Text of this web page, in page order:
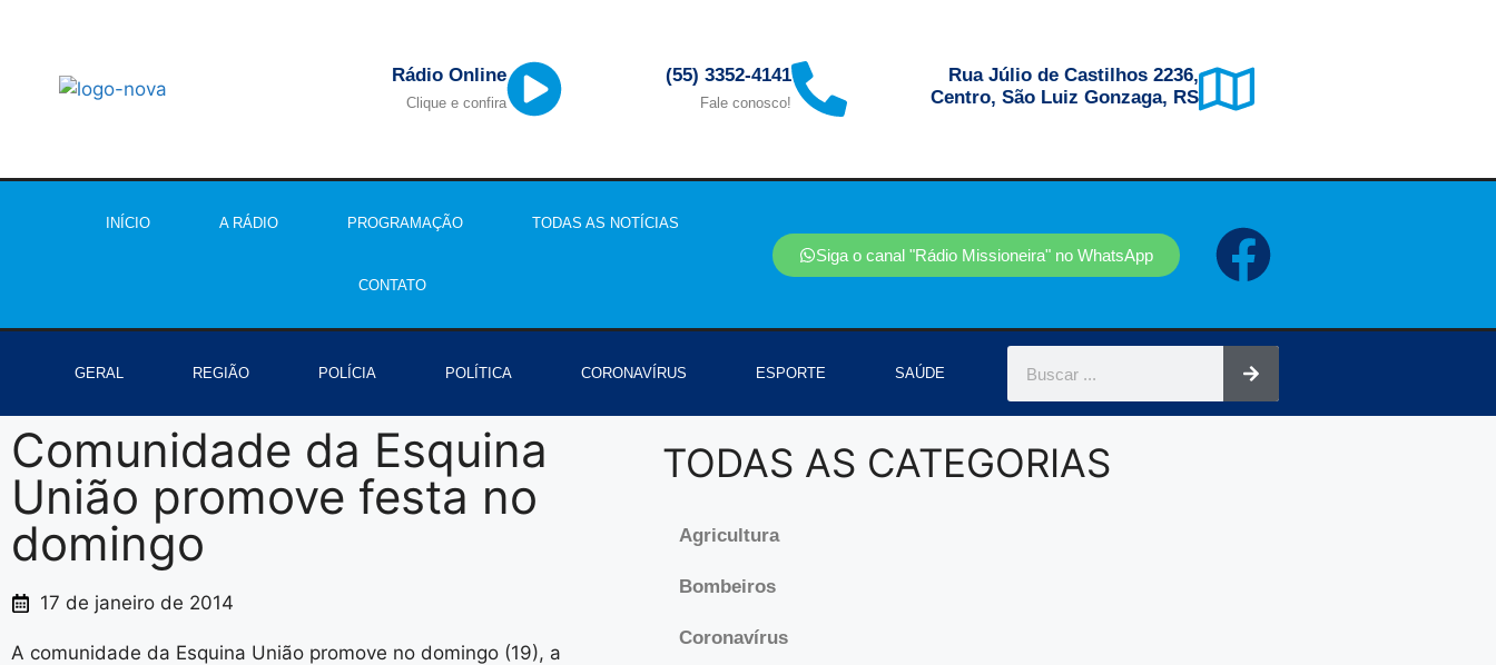
Rádio Online
Clique e confira
(55) 3352-4141
Fale conosco!
Rua Júlio de Castilhos 2236,
Centro, São Luiz Gonzaga, RS
INÍCIO A RÁDIO PROGRAMAÇÃO TODAS AS NOTÍCIAS
CONTATO
Siga o canal "Rádio Missioneira" no WhatsApp
GERAL REGIÃO POLÍCIA POLÍTICA CORONAVÍRUS ESPORTE SAÚDE
Comunidade da Esquina
União promove festa no
domingo
17 de janeiro de 2014
A comunidade da Esquina União promove no domingo (19), a
TODAS AS CATEGORIAS
Agricultura
Bombeiros
Coronavírus